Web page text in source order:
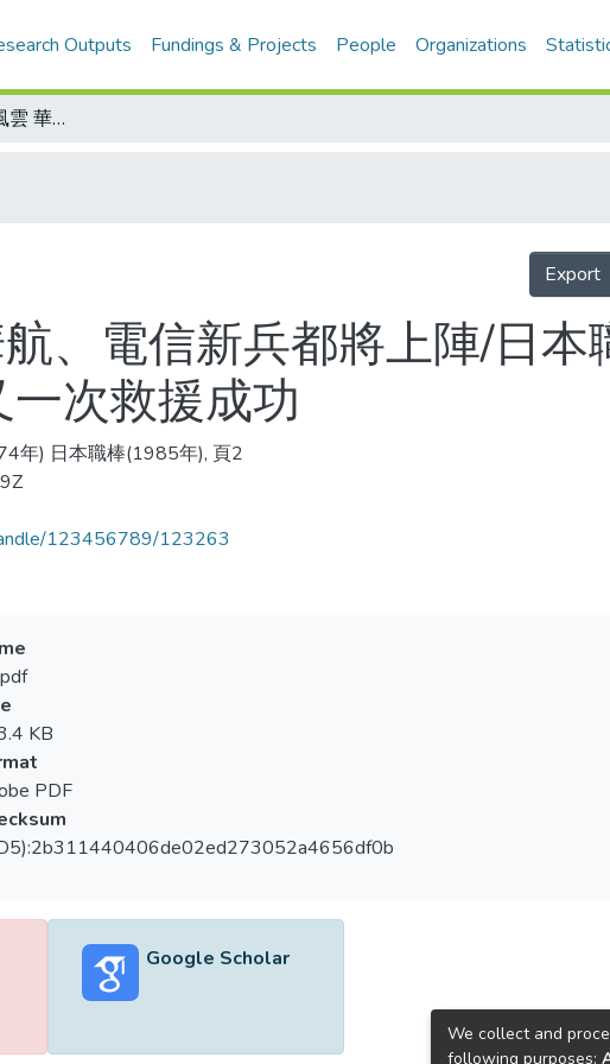
Outputs Fundings & Projects People Organizations
中正杯籃球賽戰前風雲 華航、電信新兵都將上陣/日本職棒 中日7：5贏了大洋隊 郭源治又一次救援成功
Export
、電信新兵都將上陣/日本
次救援成功
年) 日本職棒(1985年), 頁2
123456789/123263
KB
PDF
Google Scholar
We collect and
following purposes: